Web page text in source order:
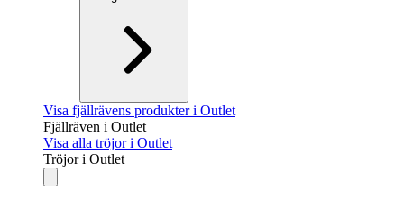
Visa fjällrävens produkter i Outlet
Fjällräven i Outlet
Visa alla tröjor i Outlet
Tröjor i Outlet